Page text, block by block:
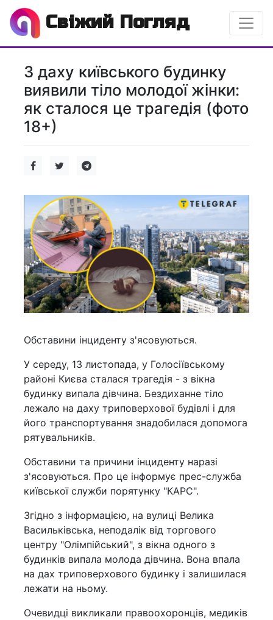
Свіжий Погляд
З даху київського будинку
виявили тіло молодої жінки:
як сталося це трагедія (фото
18+)
Обставини інциденту з'ясовуються.
У середу, 13 листопада, у Голосіївському
районі Києва сталася трагедія - з вікна
будинку випала дівчина. Бездиханне тіло
лежало на даху триповерхової будівлі і для
його транспортування знадобилася допомога
рятувальників.
Обставини та причини інциденту наразі
з'ясовуються. Про це інформує прес-служба
київської служби порятунку "КАРС".
Згідно з інформацією, на вулиці Велика
Васильківська, неподалік від торгового
центру "Олімпійський", з вікна одного з
будинків випала молода дівчина. Вона впала
на дах триповерхового будинку і залишилася
лежати на ньому.
Очевидці викликали правоохоронців, медиків